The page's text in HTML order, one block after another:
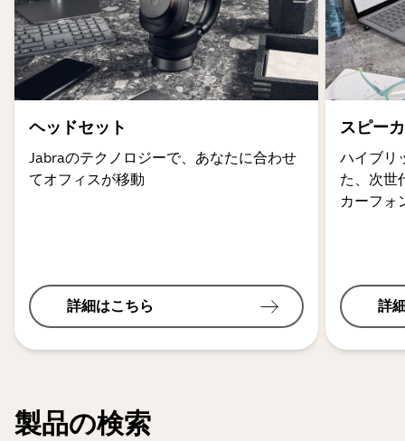
ヘッドセット
Jabraのテクノロジーで、あなたに合わせ
てオフィスが移動
詳細はこちら
スピー
ハイブリ
た、次世
カーフォ
詳
製品の検索